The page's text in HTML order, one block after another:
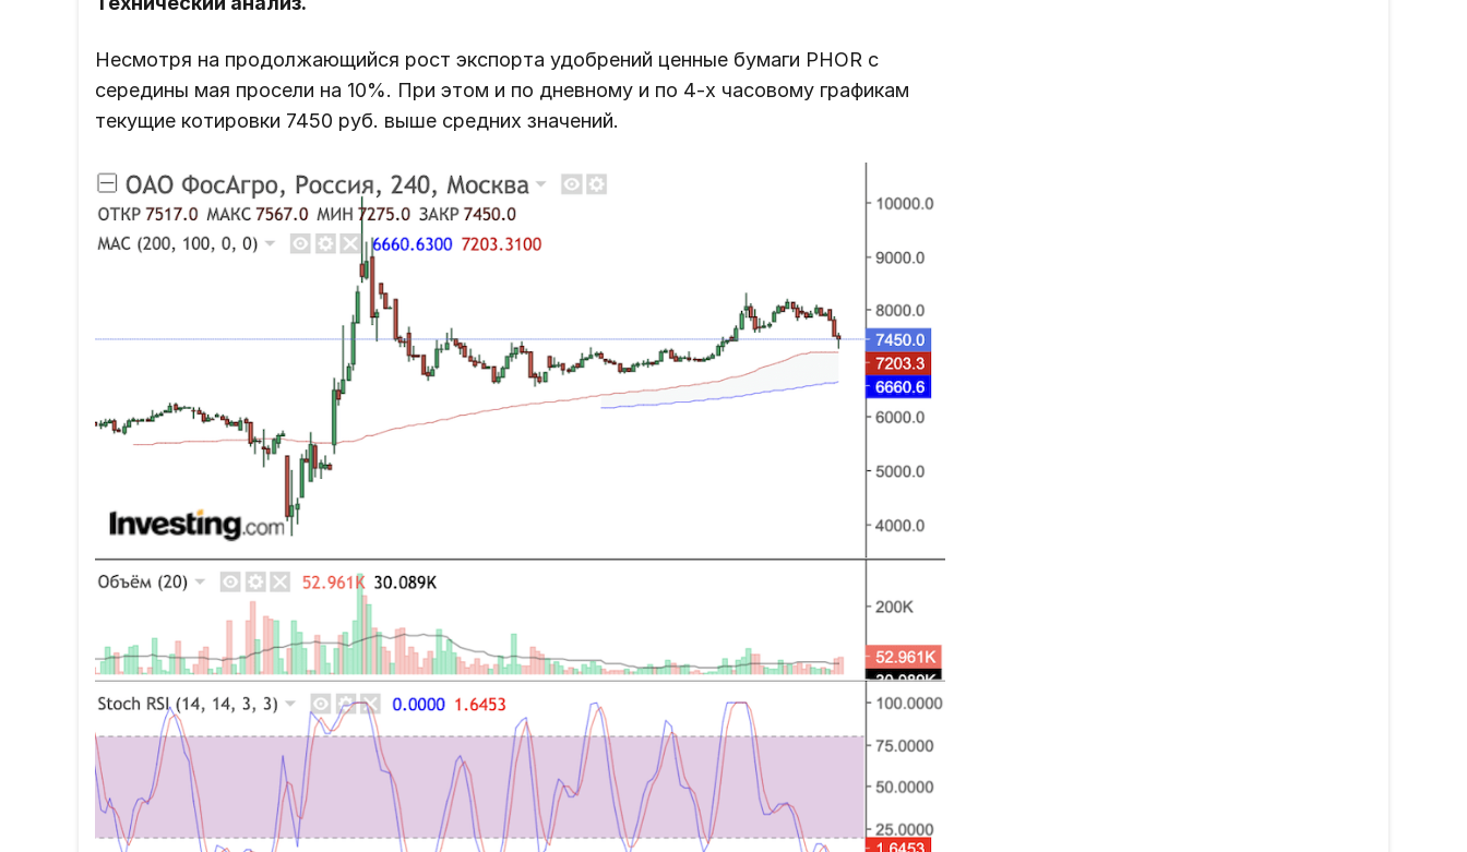
Несмотря на продолжающийся рост экспорта удобрений ценные бумаги PHOR с
середины мая просели на 10%. При этом и по дневному и по 4-х часовому графикам
текущие котировки 7450 руб. выше средних значений.